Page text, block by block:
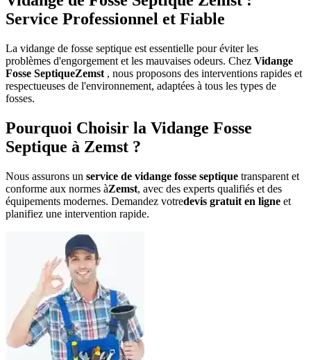
Service Professionnel et Fiable
La vidange de fosse septique est essentielle pour éviter les
problèmes d'engorgement et les mauvaises odeurs. Chez Vidange
Fosse SeptiqueZemst , nous proposons des interventions rapides et
respectueuses de l'environnement, adaptées à tous les types de
fosses.
Pourquoi Choisir la Vidange Fosse
Septique à Zemst ?
Nous assurons un service de vidange fosse septique transparent et
conforme aux normes àZemst, avec des experts qualifiés et des
équipements modernes. Demandez votredevis gratuit en ligne et
planifiez une intervention rapide.